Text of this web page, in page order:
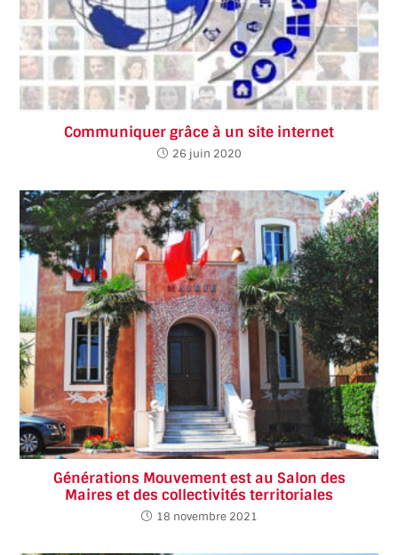
Communiquer grâce à un site internet
26 juin 2020
Générations Mouvement est au Salon des
Maires et des collectivités territoriales
18 novembre 2021